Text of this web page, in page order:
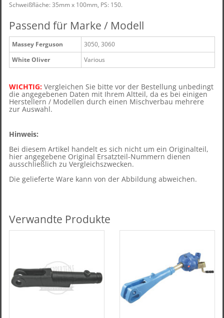
Schweißfläche: 35mm x 100mm, PS: 150.
Passend für Marke / Modell
Massey Ferguson
3050, 3060
White Oliver
Various
WICHTIG: Vergleichen Sie bitte vor der Bestellung unbedingt
die angegebenen Daten mit Ihrem Altteil, da es bei einigen
Herstellern / Modellen durch einen Mischverbau mehrere
zur Auswahl.
Hinweis:
Bei diesem Artikel handelt es sich nicht um ein Originalteil,
hier angegebene Original Ersatzteil-Nummern dienen
ausschließlich zu Vergleichszwecken.
Die gelieferte Ware kann von der Abbildung abweichen.
Verwandte Produkte